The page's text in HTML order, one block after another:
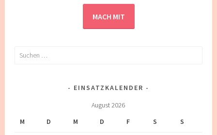
MACH MIT
Suchen
EINSATZKALENDER
August 2026
M
D M D F S S